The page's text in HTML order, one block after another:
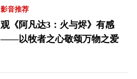
影音推荐
观《阿凡达3：火与烬》有感
——以牧者之心敬颂万物之爱